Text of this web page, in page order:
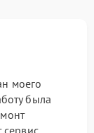
моего
была
сервис